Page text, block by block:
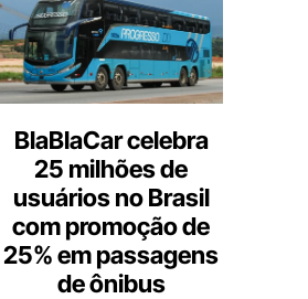
BlaBlaCar celebra
25 milhões de
usuários no Brasil
com promoção de
25% em passagens
de ônibus